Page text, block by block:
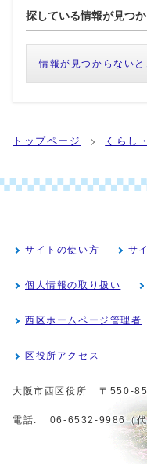
探している情報が見つ
情報が見つからないと
トップページ くらし
サイトの使い方 サ
個人情報の取り扱い
西区ホームページ管理者
区役所アクセス
大阪市西区役所 〒550-
電話: 06-6532-9986（代